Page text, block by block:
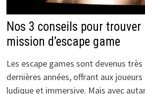
Nos 3 conseils pour trouver
mission d’escape game
Les escape games sont devenus
dernières années, offrant aux joueurs
ludique et immersive. Mais avec